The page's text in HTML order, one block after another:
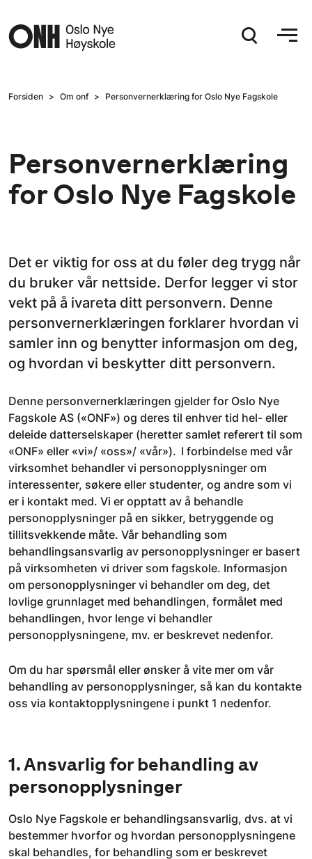
Forsiden Om onf Personvernerklæring for Oslo Nye Fagskole
Personvernerklæring
for Oslo Nye Fagskole
Det er viktig for oss at du føler deg trygg når
du bruker vår nettside. Derfor legger vi stor
vekt på å ivareta ditt personvern. Denne
personvernerklæringen forklarer hvordan vi
samler inn og benytter informasjon om deg,
og hvordan vi beskytter ditt personvern.
Denne personvernerklæringen gjelder for Oslo Nye
Fagskole AS («ONF») og deres til enhver tid hel- eller
deleide datterselskaper (heretter samlet referert til som
«ONF» eller «vi»/ «oss»/ «vår»). I forbindelse med vår
virksomhet behandler vi personopplysninger om
interessenter, søkere eller studenter, og andre som vi
er i kontakt med. Vi er opptatt av å behandle
personopplysninger på en sikker, betryggende og
tillitsvekkende måte. Vår behandling som
behandlingsansvarlig av personopplysninger er basert
på virksomheten vi driver som fagskole. Informasjon
om personopplysninger vi behandler om deg, det
lovlige grunnlaget med behandlingen, formålet med
behandlingen, hvor lenge vi behandler
personopplysningene, mv. er beskrevet nedenfor.
Om du har spørsmål eller ønsker å vite mer om vår
behandling av personopplysninger, så kan du kontakte
oss via kontaktopplysningene i punkt 1 nedenfor.
1. Ansvarlig for behandling av
personopplysninger
Oslo Nye Fagskole er behandlingsansvarlig, dvs. at vi
bestemmer hvorfor og hvordan personopplysningene
skal behandles, for behandling som er beskrevet